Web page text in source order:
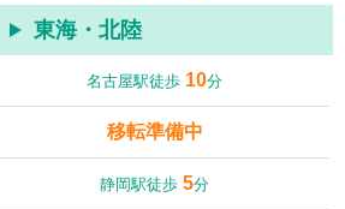
東海・北陸
名古屋駅徒歩 10分
移転準備中
静岡駅徒歩5分